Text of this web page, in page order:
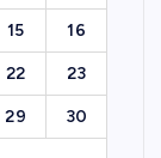
15 16
22 23
29 30